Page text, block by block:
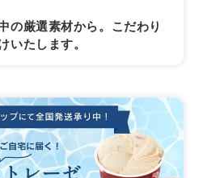
の厳選素材から。こだわり
いたします。